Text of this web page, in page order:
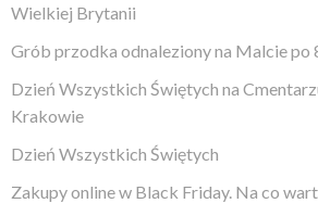
Wielkiej Brytanii
Grób przodka odnaleziony na Malcie po
Dzień Wszystkich Świętych na
Krakowie
Dzień Wszystkich Świętych
Zakupy online w Black Friday. Na co